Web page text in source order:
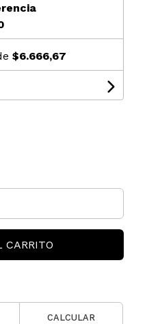
$6.666,67
CARRITO
CALCULAR